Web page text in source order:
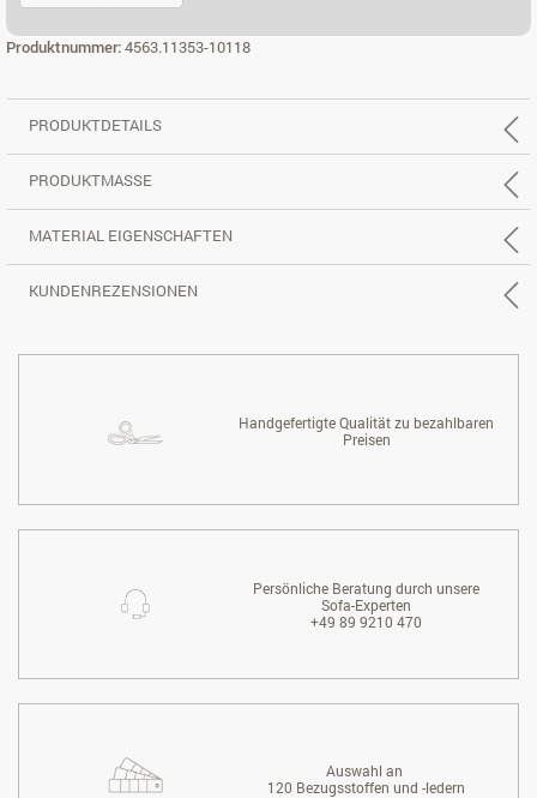
Produktnummer:4563.11353-10118
PRODUKTDETAILS
PRODUKTMASSE
MATERIAL EIGENSCHAFTEN
KUNDENREZENSIONEN
Handgefertigte Qualität zu bezahlbaren
Preisen
Persönliche Beratung durch unsere
Sofa-Experten
+49 89 9210 470
Auswahl an
120 Bezugsstoffen und -ledern